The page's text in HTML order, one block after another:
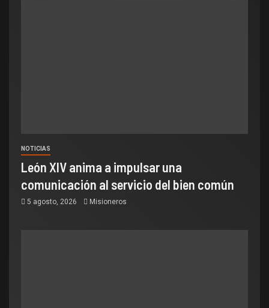
NOTICIAS
León XIV anima a impulsar una
comunicación al servicio del bien común
5 agosto, 2026 Misioneros